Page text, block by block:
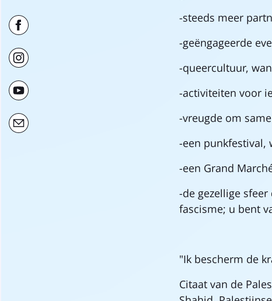
-steeds meer
-geëngageerde
-queercultuur,
-activiteiten voor
-vreugde om
-een punkfestival,
-een Grand
-de gezellige
fascisme; u bent
"Ik bescherm de
Citaat van de